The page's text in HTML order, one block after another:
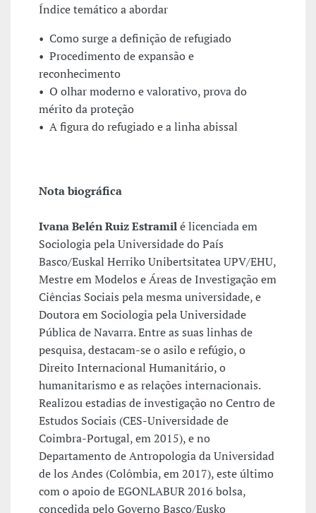
Índice temático a abordar
• Como surge a definição de refugiado
• Procedimento de expansão e
reconhecimento
• O olhar moderno e valorativo, prova do
mérito da proteção
• A figura do refugiado e a linha abissal
Nota biográfica
Ivana Belén Ruiz Estramilé licenciada em
Sociologia pela Universidade do País
Basco/Euskal Herriko Unibertsitatea UPV/EHU,
Mestre em Modelos e Áreas de Investigação em
Ciências Sociais pela mesma universidade, e
Doutora em Sociologia pela Universidade
Pública de Navarra. Entre as suas linhas de
pesquisa, destacam-se o asilo e refúgio, o
Direito Internacional Humanitário, o
humanitarismo e as relações internacionais.
Realizou estadias de investigação no Centro de
Estudos Sociais (CES-Universidade de
Coimbra-Portugal, em 2015), e no
Departamento de Antropologia da Universidad
de los Andes (Colômbia, em 2017), este último
com o apoio de EGONLABUR 2016 bolsa,
concedida pelo Governo Basco/Eusko